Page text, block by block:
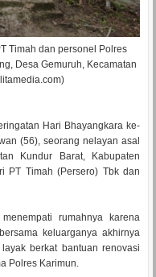
Timah dan personel Polres
Desa Gemuruh, Kecamatan
Hari Bhayangkara ke-
(56), seorang nelayan asal
Kundur Barat, Kabupaten
PT Timah (Persero) Tbk dan
rumahnya karena
keluarganya akhirnya
berkat bantuan renovasi
Polres Karimun.